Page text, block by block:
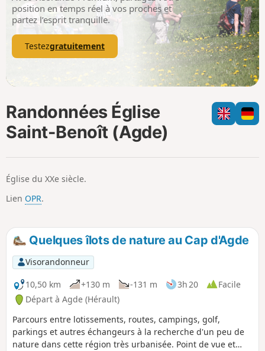
p
position en temps réel à vos proches et
partez l’esprit tranquille.
Testezgratuitement
Randonnées Église
Saint-Benoît (Agde)
Église du XXe siècle.
Lien OPR.
Quelques îlots de nature au Cap d'Agde
Visorandonneur
10,50 km
+130 m -131 m 3h 20
Facile
Départ à Agde (Hérault)
Parcours entre lotissements, routes, campings, golf,
parkings et autres échangeurs à la recherche d'un peu de
nature dans cette région très urbanisée. Point de vue et